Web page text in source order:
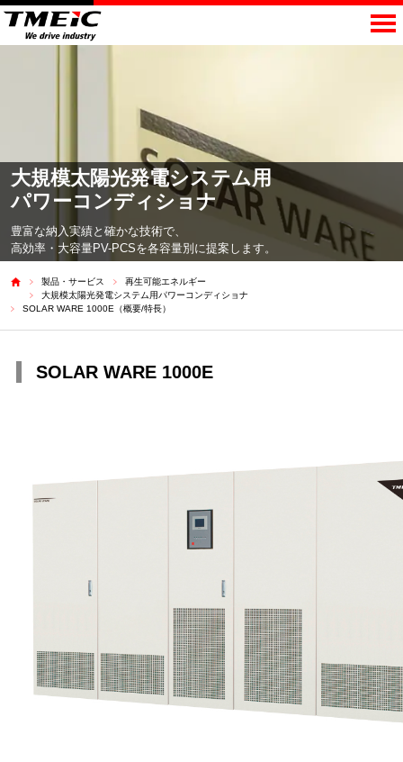
大規模太陽光発電システム用
パワーコンディショナ
豊富な納入実績と確かな技術で、
高効率・大容量PV-PCSを各容量別に提案します。
製品・サービス
再生可能エネルギー
大規模太陽光発電システム用パワーコンディショナ
SOLAR WARE 1000E（概要/特長）
SOLAR WARE 1000E